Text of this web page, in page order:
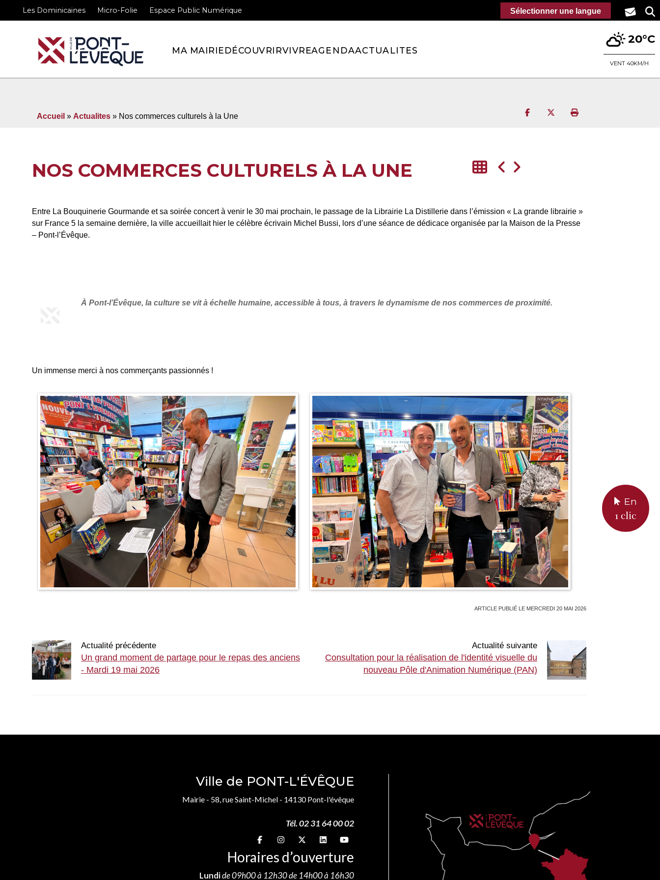
Les Dominicaines Micro-Folie Espace Public Numérique
MA MAIRIEDÉCOUVRIRVIVREAGENDAACTUALITES
20°C
VENT 40KM/H
En
1 clic
Accueil » Actualites » Nos commerces culturels à la Une Partager sur Facebook
Partager sur Twitter
Imprimer la page
NOS COMMERCES CULTURELS À LA UNE
Entre La Bouquinerie Gourmande et sa soirée concert à venir le 30 mai prochain, le passage de la Librairie La Distillerie dans l’émission « La grande librairie »
sur France 5 la semaine dernière, la ville accueillait hier le célèbre écrivain Michel Bussi, lors d’une séance de dédicace organisée par la Maison de la Presse
– Pont-l’Évêque.
À Pont-l’Évêque, la culture se vit à échelle humaine, accessible à tous, à travers le dynamisme de nos commerces de proximité.
Un immense merci à nos commerçants passionnés !
ARTICLE PUBLIÉ LE MERCREDI 20 MAI 2026
Actualité précédente
Un grand moment de partage pour le repas des anciens
- Mardi 19 mai 2026
Actualité suivante
Consultation pour la réalisation de l'identité visuelle du
nouveau Pôle d'Animation Numérique (PAN)
Ville de PONT-L'ÉVÊQUE
Mairie - 58, rue Saint-Michel - 14130 Pont-l'évêque
Tél. 02 31 64 00 02
Suivez-nous sur
Suivez-nous sur
Suivez-nous sur
Suivez-nous sur
Suivez-nous sur
Horaires d’ouverture
Lundide 09h00 à 12h30 de 14h00 à 16h30
Sélectionner une langue